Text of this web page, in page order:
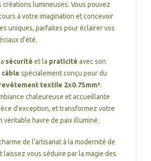
créations lumineuses. Vous pouvez
à votre imagination et concevoir
uniques, parfaites pour éclairer vos
d'été.
sécurité et la praticité avec son
câble spécialement conçu pour du
textile 2x0.75mm².
chaleureuse et accueillante
d'exception, et transformez votre
véritable havre de paix illuminé.
de l'artisanat à la modernité de
laissez vous séduire par la magie des